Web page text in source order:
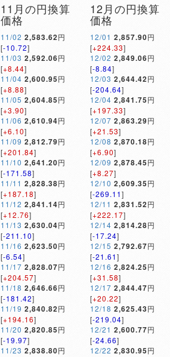
11月の円換算
価格
11/02 2,583.62円
[-10.72]
11/03 2,592.06円
[+8.44]
11/04 2,600.95円
[+8.88]
11/05 2,604.85円
[+3.90]
11/06 2,610.94円
[+6.10]
11/09 2,812.79円
[+201.84]
11/10 2,641.20円
[-171.58]
11/11 2,828.38円
[+187.18]
11/12 2,841.14円
[+12.76]
11/13 2,630.04円
[-211.10]
11/16 2,623.50円
[-6.54]
11/17 2,828.07円
[+204.57]
11/18 2,646.66円
[-181.42]
11/19 2,840.82円
[+194.16]
11/20 2,820.85円
[-19.97]
11/23 2,838.80円
12月の円換算
価格
12/01 2,857.90円
[+224.33]
12/02 2,849.06円
[-8.84]
12/03 2,644.42円
[-204.64]
12/04 2,841.75円
[+197.33]
12/07 2,863.29円
[+21.53]
12/08 2,870.18円
[+6.90]
12/09 2,878.45円
[+8.27]
12/10 2,609.35円
[-269.11]
12/11 2,831.52円
[+222.17]
12/14 2,814.28円
[-17.24]
12/15 2,792.67円
[-21.61]
12/16 2,824.25円
[+31.58]
12/17 2,844.47円
[+20.22]
12/18 2,625.43円
[-219.04]
12/21 2,600.77円
[-24.66]
12/22 2,830.95円